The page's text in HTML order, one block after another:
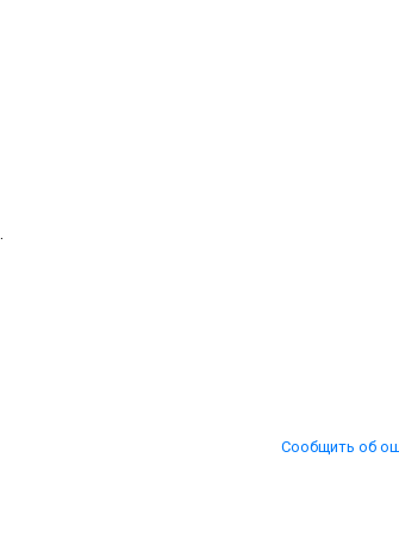
Сообщить об